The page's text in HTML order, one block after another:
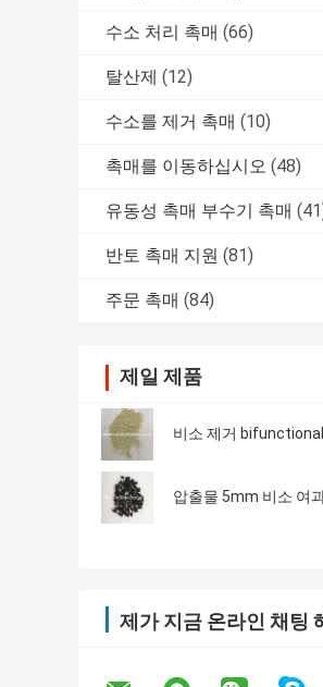
수소 처리 촉매 (66)
탈산제 (12)
수소를 제거 촉매 (10)
촉매를 이동하십시오 (48)
유동성 촉매 부수기 촉매
반토 촉매 지원 (81)
주문 촉매 (84)
제일 제품
비소 제거
압출물 5mm 비소 여
제가 지금 온라인 채팅